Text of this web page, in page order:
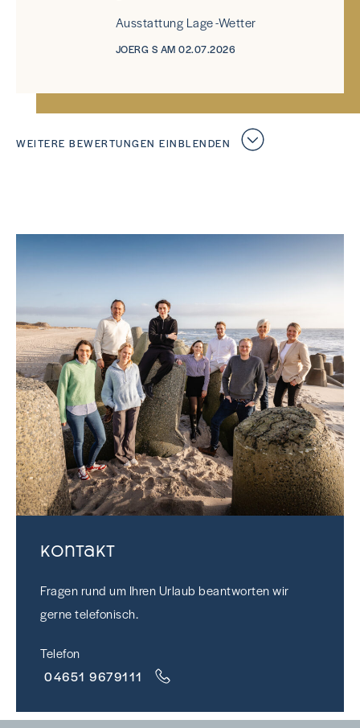
Ausstattung Lage -Wetter
JOERG S AM 02.07.2026
WEITERE BEWERTUNGEN EINBLENDEN
Kontakt
Fragen rund um Ihren Urlaub beantworten wir
gerne telefonisch.
Telefon
04651 9679111